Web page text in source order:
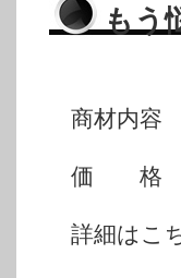
もう
商材内容
価 格
詳細はこ